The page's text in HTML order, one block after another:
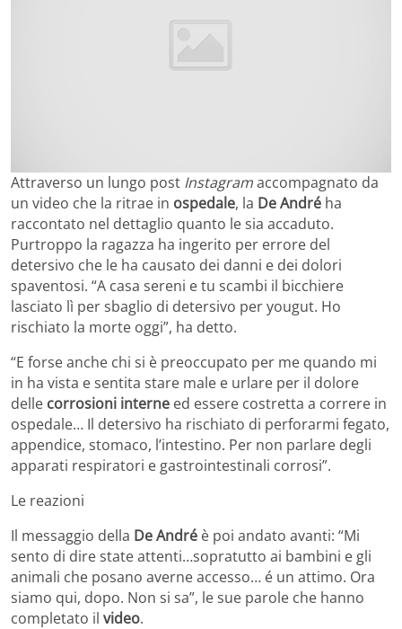
Attraverso un lungo post Instagramaccompagnato da
un video che la ritrae in ospedale, la De André ha
raccontato nel dettaglio quanto le sia accaduto.
Purtroppo la ragazza ha ingerito per errore del
detersivo che le ha causato dei danni e dei dolori
spaventosi. “A casa sereni e tu scambi il bicchiere
lasciato lì per sbaglio di detersivo per yougut. Ho
rischiato la morte oggi”, ha detto.
“E forse anche chi si è preoccupato per me quando mi
in ha vista e sentita stare male e urlare per il dolore
delle corrosioni interne ed essere costretta a correre in
ospedale… Il detersivo ha rischiato di perforarmi fegato,
appendice, stomaco, l’intestino. Per non parlare degli
apparati respiratori e gastrointestinali corrosi”.
Le reazioni
Il messaggio della De André è poi andato avanti: “Mi
sento di dire state attenti…sopratutto ai bambini e gli
animali che posano averne accesso… é un attimo. Ora
siamo qui, dopo. Non si sa”, le sue parole che hanno
completato il video.